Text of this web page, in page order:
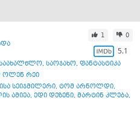
1 0
5.1
, საოჯახო, ფანტასტიკა
ოლენ რეი
სეიჯმილერი, ტომ არნოლდი,
ამიეა, ედი დეზენი, მარტინ კლება,